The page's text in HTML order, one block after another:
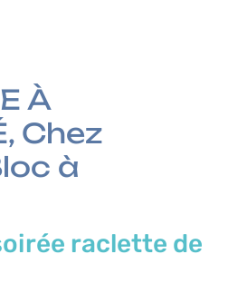
À
Chez
à
raclette de